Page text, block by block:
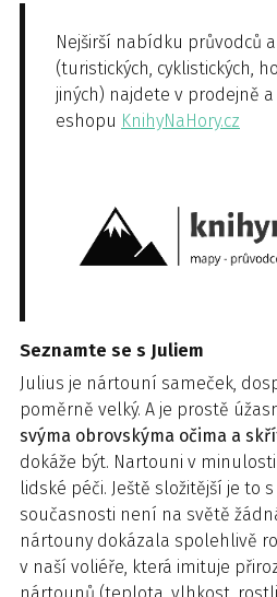
Nejširší nabídku průvodců
(turistických, cyklistických,
jiných) najdete v prodejně a
eshopu KnihyNaHory.cz
Seznamte se s Juliem
Julius je nártouní sameček,
poměrně velký. A je prostě
svýma obrovskýma očima a
dokáže být. Nartouni v
lidské péči. Ještě složitější je to
současnosti není na světě
nártouny dokázala spolehlivě
v naší voliéře, která imituje